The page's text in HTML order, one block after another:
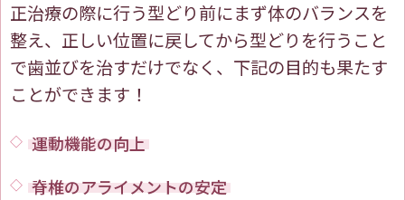
正治療の際に行う型どり前にまず体のバランスを
整え、正しい位置に戻してから型どりを行うこと
で歯並びを治すだけでなく、下記の目的も果たす
ことができます！
運動機能の向上
脊椎のアライメントの安定